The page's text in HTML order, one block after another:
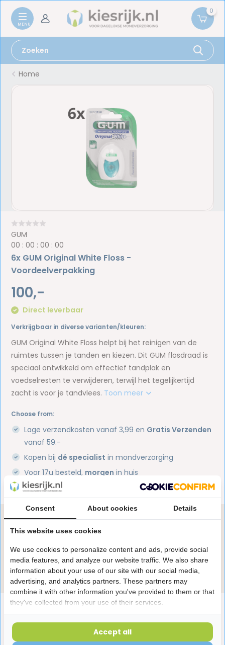
0
Home
GUM
00 :00 :00 :00
6x GUM Original White Floss -
Voordeelverpakking
100,-
Direct leverbaar
Verkrijgbaar in diverse varianten/kleuren:
GUM Original White Floss helpt bij het reinigen van de
ruimtes tussen je tanden en kiezen. Dit GUM flosdraad is
speciaal ontwikkeld om effectief tandplak en
voedselresten te verwijderen, terwijl het tegelijkertijd
zacht is voor je tandvlees. Toon meer
Choose from:
Lage verzendkosten vanaf 3,99 en Gratis Verzenden
vanaf 59.-
Kopen bij dé specialist in mondverzorging
Voor 17u besteld, morgen in huis
1 miljoen+tevreden klanten
Productomschrijving
Reviews
Heb je een vraag over dit product?
Onze specialisten helpen je graag! Spreek ons aan
in de chat of stuur een e-mail.
Stuur e-mail
Consent About cookies Details
This website uses cookies
We use cookies to personalize content and ads, provide social
media features, and analyze our website traffic. We also share
information about your use of our site with our social media,
advertising, and analytics partners. These partners may
combine it with other information you've provided to them or that
they've collected from your use of their services.
Accept all